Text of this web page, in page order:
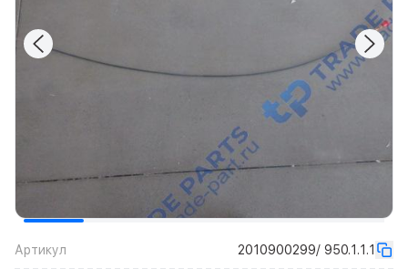
Артикул
2010900299/ 950.1.1.1